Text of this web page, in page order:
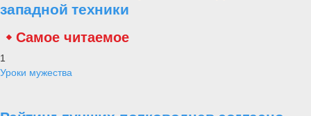
западной техники
Самое читаемое
1
Уроки мужества